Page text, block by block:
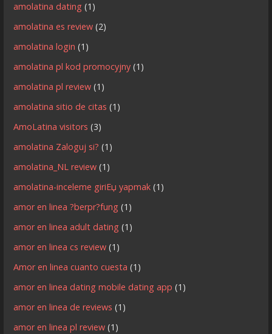
amolatina dating (1)
amolatina es review (2)
amolatina login (1)
amolatina pl kod promocyjny (1)
amolatina pl review (1)
amolatina sitio de citas (1)
AmoLatina visitors (3)
amolatina Zaloguj si? (1)
amolatina_NL review (1)
amolatina-inceleme giriЕџ yapmak (1)
amor en linea ?berpr?fung (1)
amor en linea adult dating (1)
amor en linea cs review (1)
Amor en linea cuanto cuesta (1)
amor en linea dating mobile dating app (1)
amor en linea de reviews (1)
amor en linea pl review (1)